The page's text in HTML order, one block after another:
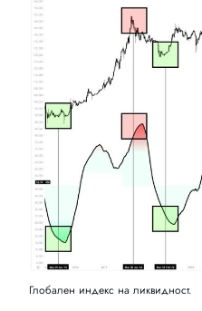
Глобален индекс на ликвидност.